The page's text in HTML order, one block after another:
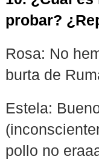
probar?
Rosa: No
burta de
Estela:
pollo no